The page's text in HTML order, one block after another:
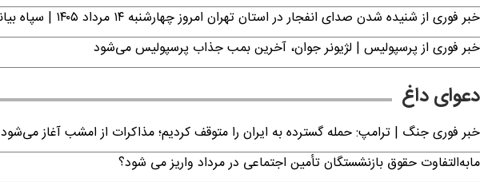
خبر فوری از شنیده شدن صدای انفجار در استان تهران امروز چهارشنبه ۱۴ مرداد ۱۴۰۵ | سپاه بیانیه صادر کرد
خبر فوری از پرسپولیس | لژیونر جوان، آخرین بمب جذاب پرسپولیس می‌شود
دعوای داغ
خبر فوری جنگ | ترامپ: حمله گسترده به ایران را متوقف کردیم؛ مذاکرات از امشب آغاز می‌شود
مابه‌التفاوت حقوق بازنشستگان تأمین اجتماعی در مرداد واریز می شود؟